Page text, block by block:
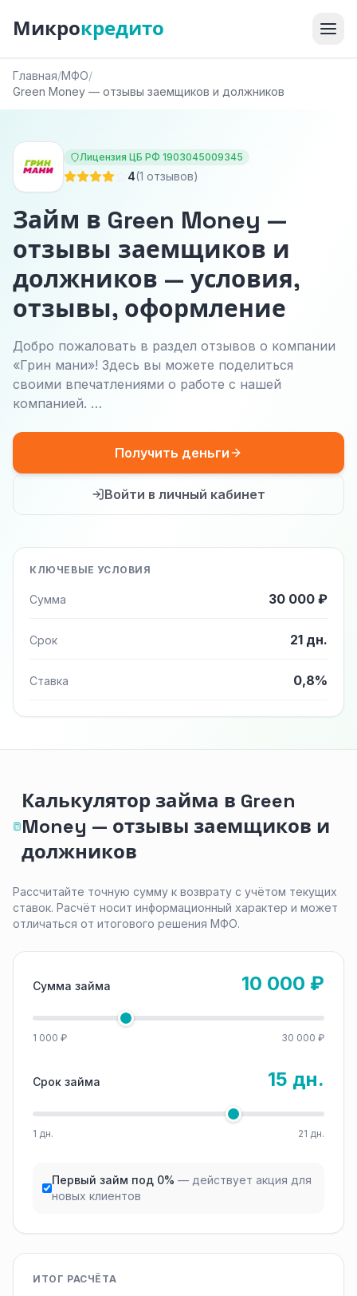
Микрокредито
Главная/МФО/
Green Money — отзывы заемщиков и должников
Лицензия ЦБ РФ 1903045009345
4(1 отзывов)
Займ в Green Money —
отзывы заемщиков и
должников — условия,
отзывы, оформление
Добро пожаловать в раздел отзывов о компании
«Грин мани»! Здесь вы можете поделиться
своими впечатлениями о работе с нашей
компанией. …
Получить деньги
Войти в личный кабинет
КЛЮЧЕВЫЕ УСЛОВИЯ
Сумма 30 000 ₽
Срок 21 дн.
Ставка 0,8%
Калькулятор займа в Green
Money — отзывы заемщиков и
должников
Рассчитайте точную сумму к возврату с учётом текущих
ставок. Расчёт носит информационный характер и может
отличаться от итогового решения МФО.
Сумма займа 10 000 ₽
1 000 ₽ 30 000 ₽
Срок займа 15 дн.
1 дн. 21 дн.
Первый займ под 0% — действует акция для
новых клиентов
ИТОГ РАСЧЁТА